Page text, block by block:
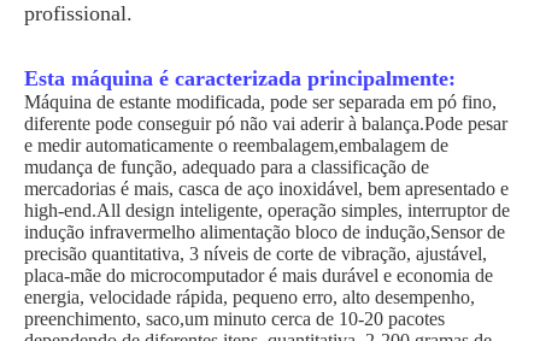
profissional.
Esta máquina é caracterizada principalmente:
Máquina de estante modificada, pode ser separada em pó fino,
diferente pode conseguir pó não vai aderir à balança.Pode pesar
e medir automaticamente o reembalagem,embalagem de
mudança de função, adequado para a classificação de
mercadorias é mais, casca de aço inoxidável, bem apresentado e
high-end.All design inteligente, operação simples, interruptor de
indução infravermelho alimentação bloco de indução,Sensor de
precisão quantitativa, 3 níveis de corte de vibração, ajustável,
placa-mãe do microcomputador é mais durável e economia de
energia, velocidade rápida, pequeno erro, alto desempenho,
preenchimento, saco,um minuto cerca de 10-20 pacotes